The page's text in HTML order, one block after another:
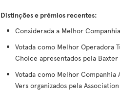
Distinções e prémios recentes:
Considerada a Melhor
Votada como Melhor Operadora
Choice apresentados pela Baxter
Votada como Melhor
Vers organizados pela